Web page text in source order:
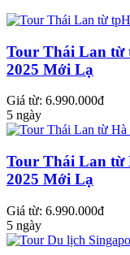
Tour Thái Lan từ
2025 Mới Lạ
Giá từ: 6.990.000đ
5 ngày
Tour Thái Lan từ
2025 Mới Lạ
Giá từ: 6.990.000đ
5 ngày